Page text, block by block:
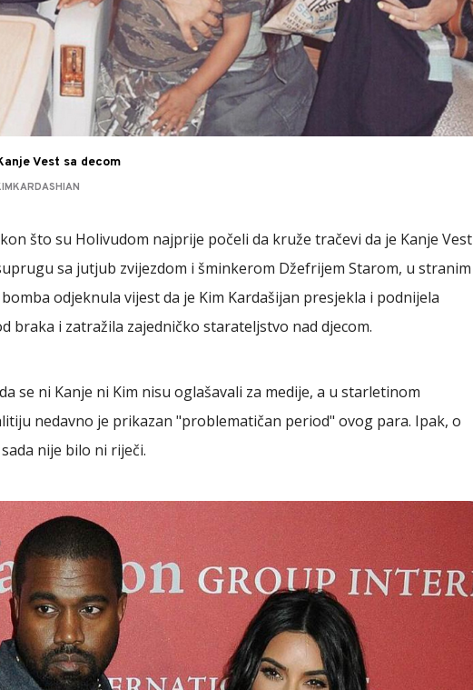
Vest sa decom
što su Holivudom najprije počeli da kruže tračevi da je Kanje Vest
sa jutjub zvijezdom i šminkerom Džefrijem Starom, u stranim
odjeknula vijest da je Kim Kardašijan presjekla i podnijela
braka i zatražila zajedničko starateljstvo nad djecom.
se ni Kanje ni Kim nisu oglašavali za medije, a u starletinom
nedavno je prikazan "problematičan period" ovog para. Ipak, o
nije bilo ni riječi.